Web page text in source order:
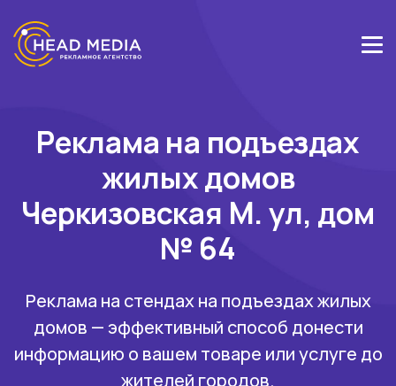
Реклама на подъездах
жилых домов
Черкизовская М. ул, дом
№ 64
Реклама на стендах на подъездах жилых
домов — эффективный способ донести
информацию о вашем товаре или услуге до
жителей городов.